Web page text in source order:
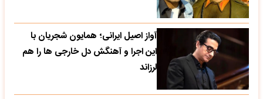
آواز اصیل ایرانی؛ همایون شجریان با
این اجرا و آهنگش دل خارجی ها را هم
لرزاند